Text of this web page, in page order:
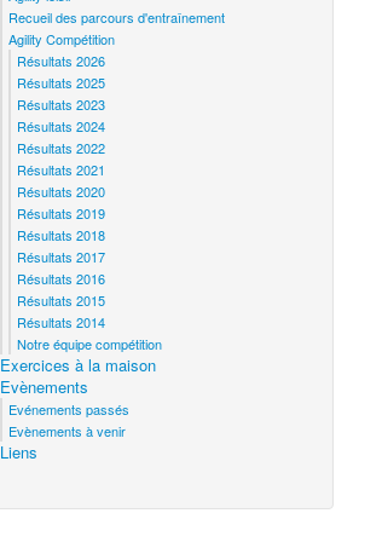
Recueil des parcours d'entraînement
Agility Compétition
Résultats 2026
Résultats 2025
Résultats 2023
Résultats 2024
Résultats 2022
Résultats 2021
Résultats 2020
Résultats 2019
Résultats 2018
Résultats 2017
Résultats 2016
Résultats 2015
Résultats 2014
Notre équipe compétition
Exercices à la maison
Evènements
Evénements passés
Evènements à venir
Liens